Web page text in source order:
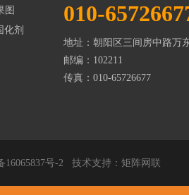
图
化剂
010-
地址：朝阳区三间房中路万
邮编：102211
传真：010-65726677
16065837号-2 技术支持： 矩阵网联